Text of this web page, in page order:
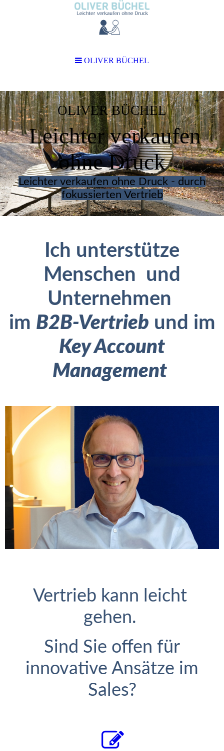
OLIVER BÜCHEL
Leichter verkaufen
ohne Druck
Leichter verkaufen ohne Druck - durch
fokussierten Vertrieb
Ich unterstütze
Menschen und
Unternehmen
im B2B-Vertrieb und im
Key Account
Management
Vertrieb kann leicht
gehen.
Sind Sie offen für
innovative Ansätze im
Sales?
OLIVER BÜCHEL